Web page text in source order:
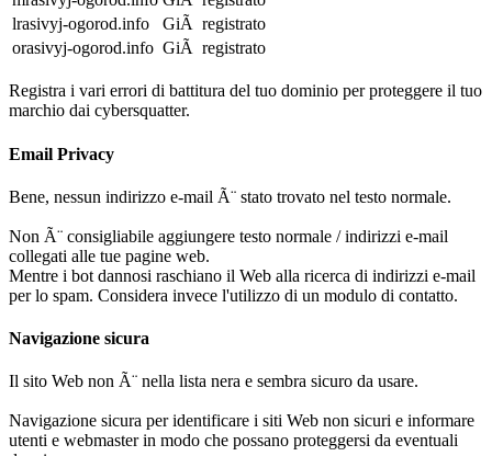
lrasivyj-ogorod.info
GiÃ registrato
orasivyj-ogorod.info GiÃ registrato
Registra i vari errori di battitura del tuo dominio per proteggere il tuo
marchio dai cybersquatter.
Email Privacy
Bene, nessun indirizzo e-mail Ã¨ stato trovato nel testo normale.
Non Ã¨ consigliabile aggiungere testo normale / indirizzi e-mail
collegati alle tue pagine web.
Mentre i bot dannosi raschiano il Web alla ricerca di indirizzi e-mail
per lo spam. Considera invece l'utilizzo di un modulo di contatto.
Navigazione sicura
Il sito Web non Ã¨ nella lista nera e sembra sicuro da usare.
Navigazione sicura per identificare i siti Web non sicuri e informare
utenti e webmaster in modo che possano proteggersi da eventuali